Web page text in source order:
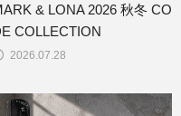
2026.07.28
& LONA 2026 秋冬 CO
COLLECTION